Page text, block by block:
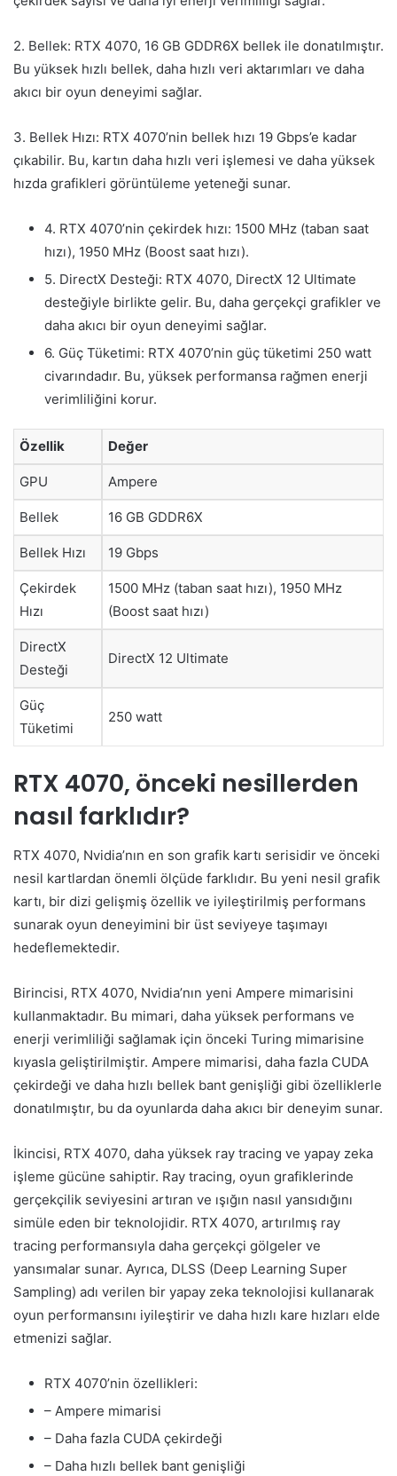
2. Bellek: RTX 4070, 16 GB GDDR6X bellek ile donatılmıştır.
Bu yüksek hızlı bellek, daha hızlı veri aktarımları ve daha
akıcı bir oyun deneyimi sağlar.
3. Bellek Hızı: RTX 4070’nin bellek hızı 19 Gbps’e kadar
çıkabilir. Bu, kartın daha hızlı veri işlemesi ve daha yüksek
hızda grafikleri görüntüleme yeteneği sunar.
4. RTX 4070’nin çekirdek hızı: 1500 MHz (taban saat
hızı), 1950 MHz (Boost saat hızı).
5. DirectX Desteği: RTX 4070, DirectX 12 Ultimate
desteğiyle birlikte gelir. Bu, daha gerçekçi grafikler ve
daha akıcı bir oyun deneyimi sağlar.
6. Güç Tüketimi: RTX 4070’nin güç tüketimi 250 watt
civarındadır. Bu, yüksek performansa rağmen enerji
verimliliğini korur.
Özellik Değer
GPU Ampere
Bellek 16 GB GDDR6X
Bellek Hızı 19 Gbps
Çekirdek
Hızı
1500 MHz (taban saat hızı), 1950 MHz
(Boost saat hızı)
DirectX
Desteği
DirectX 12 Ultimate
Güç
Tüketimi
250 watt
RTX 4070, önceki nesillerden
nasıl farklıdır?
RTX 4070, Nvidia’nın en son grafik kartı serisidir ve önceki
nesil kartlardan önemli ölçüde farklıdır. Bu yeni nesil grafik
kartı, bir dizi gelişmiş özellik ve iyileştirilmiş performans
sunarak oyun deneyimini bir üst seviyeye taşımayı
hedeflemektedir.
Birincisi, RTX 4070, Nvidia’nın yeni Ampere mimarisini
kullanmaktadır. Bu mimari, daha yüksek performans ve
enerji verimliliği sağlamak için önceki Turing mimarisine
kıyasla geliştirilmiştir. Ampere mimarisi, daha fazla CUDA
çekirdeği ve daha hızlı bellek bant genişliği gibi özelliklerle
donatılmıştır, bu da oyunlarda daha akıcı bir deneyim sunar.
İkincisi, RTX 4070, daha yüksek ray tracing ve yapay zeka
işleme gücüne sahiptir. Ray tracing, oyun grafiklerinde
gerçekçilik seviyesini artıran ve ışığın nasıl yansıdığını
simüle eden bir teknolojidir. RTX 4070, artırılmış ray
tracing performansıyla daha gerçekçi gölgeler ve
yansımalar sunar. Ayrıca, DLSS (Deep Learning Super
Sampling) adı verilen bir yapay zeka teknolojisi kullanarak
oyun performansını iyileştirir ve daha hızlı kare hızları elde
etmenizi sağlar.
RTX 4070’nin özellikleri:
– Ampere mimarisi
– Daha fazla CUDA çekirdeği
– Daha hızlı bellek bant genişliği